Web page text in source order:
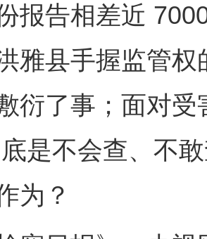
告相差近 7000
雅县手握监管
衍了事；面对
是不会查、不敢
为？